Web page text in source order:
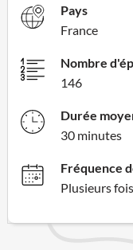
Pays
France
Nombre
146
Durée
30 minutes
Fréquence
Plusieurs